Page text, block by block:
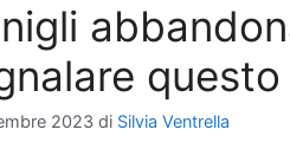
2023 di Silvia Ventrella